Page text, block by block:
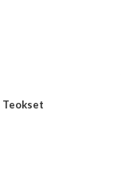
Teokset